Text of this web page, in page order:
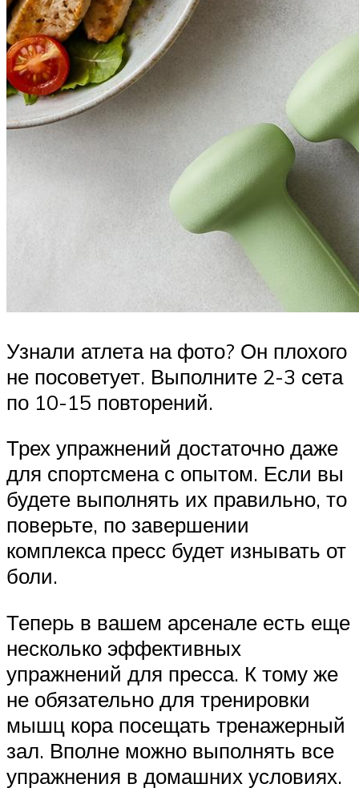
Узнали атлета на фото? Он плохого
не посоветует. Выполните 2-3 сета
по 10-15 повторений.
Трех упражнений достаточно даже
для спортсмена с опытом. Если вы
будете выполнять их правильно, то
поверьте, по завершении
комплекса пресс будет изнывать от
боли.
Теперь в вашем арсенале есть еще
несколько эффективных
упражнений для пресса. К тому же
не обязательно для тренировки
мышц кора посещать тренажерный
зал. Вполне можно выполнять все
упражнения в домашних условиях.